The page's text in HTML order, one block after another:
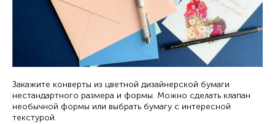
Закажите конверты из цветной дизайнерской бумаги
нестандартного размера и формы. Можно сделать клапан
необычной формы или выбрать бумагу с интересной
текстурой.